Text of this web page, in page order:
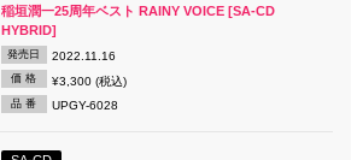
稲垣潤一25周年ベスト RAINY VOICE [SA-CD
HYBRID]
発売日 2022.11.16
価 格 ¥3,300 (税込)
品 番 UPGY-6028